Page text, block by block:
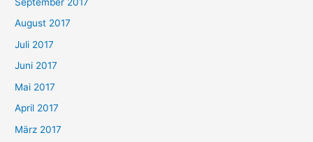
August 2017
Juli 2017
Juni 2017
Mai 2017
April 2017
März 2017